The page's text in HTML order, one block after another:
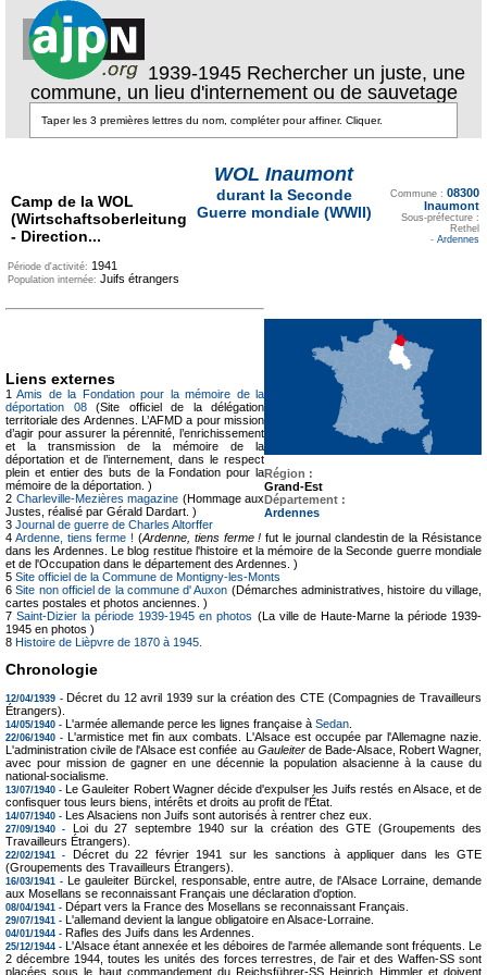
1939-1945 Rechercher un juste, une
commune, un lieu d'internement ou de sauvetage
Camp de la WOL
(Wirtschaftsoberleitung
- Direction...
WOL Inaumont
durant la Seconde
Guerre mondiale (WWII)
Commune : 08300
Inaumont
Sous-préfecture :
Rethel
- Ardennes
Période d'activité: 1941
Population internée: Juifs étrangers
Région :
Grand-Est
Département :
Ardennes
Liens externes
1Amis de la Fondation pour la mémoire de la
déportation 08(Site officiel de la délégation
territoriale des Ardennes. L’AFMD a pour mission
d’agir pour assurer la pérennité, l’enrichissement
et la transmission de la mémoire de la
déportation et de l’internement, dans le respect
plein et entier des buts de la Fondation pour la
mémoire de la déportation. )
2 Charleville-Mezières magazine (Hommage aux
Justes, réalisé par Gérald Dardart. )
3 Journal de guerre de Charles Altorffer
4 Ardenne, tiens ferme ! (Ardenne, tiens ferme ! fut le journal clandestin de la Résistance
dans les Ardennes. Le blog restitue l'histoire et la mémoire de la Seconde guerre mondiale
et de l'Occupation dans le département des Ardennes. )
5 Site officiel de la Commune de Montigny-les-Monts
6Site non officiel de la commune d' Auxon (Démarches administratives, histoire du village,
cartes postales et photos anciennes. )
7Saint-Dizier la période 1939-1945 en photos (La ville de Haute-Marne la période 1939-
1945 en photos )
8 Histoire de Lièpvre de 1870 à 1945.
Chronologie
12/04/1939 - Décret du 12 avril 1939 sur la création des CTE (Compagnies de Travailleurs
Étrangers).
14/05/1940 - L'armée allemande perce les lignes française à Sedan
22/06/1940 - L'armistice met fin aux combats. L'Alsace est occupée par l'Allemagne nazie.
L'administration civile de l'Alsace est confiée au Gauleiter de Bade-Alsace, Robert Wagner,
avec pour mission de gagner en une décennie la population alsacienne à la cause du
national-socialisme.
13/07/1940 - Le Gauleiter Robert Wagner décide d'expulser les Juifs restés en Alsace, et de
confisquer tous leurs biens, intérêts et droits au profit de l'État.
14/07/1940 - Les Alsaciens non Juifs sont autorisés à rentrer chez eux.
27/09/1940 -
Loi du 27 septembre 1940 sur la création des GTE (Groupements des
Travailleurs Étrangers).
22/02/1941 -
Décret du 22 février 1941 sur les sanctions à appliquer dans les GTE
(Groupements des Travailleurs Étrangers).
16/03/1941 - Le gauleiter Bürckel, responsable, entre autre, de l'Alsace Lorraine, demande
aux Mosellans se reconnaissant Français une déclaration d'option.
08/04/1941 - Départ vers la France des Mosellans se reconnaissant Français.
29/07/1941 - L'allemand devient la langue obligatoire en Alsace-Lorraine.
04/01/1944 - Rafles des Juifs dans les Ardennes.
25/12/1944 - L'Alsace étant annexée et les déboires de l'armée allemande sont fréquents. Le
2 décembre 1944, toutes les unités des forces terrestres, de l'air et des Waffen-SS sont
placées sous le haut commandement du Reichsführer-SS Heinrich Himmler et doivent